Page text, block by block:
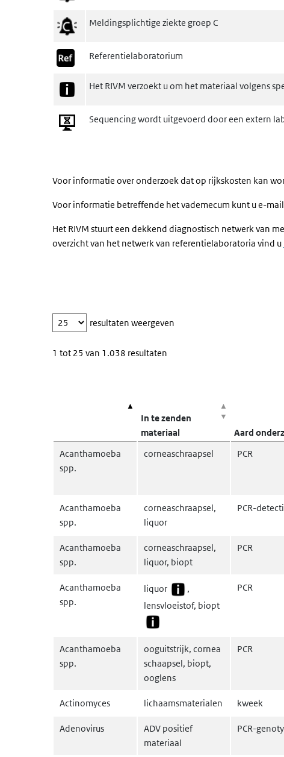
Meldingsplichtige ziekte groep C
Referentielaboratorium
Het RIVM verzoekt u om het materiaal volgens
Sequencing wordt uitgevoerd door een extern
Voor informatie over onderzoek dat op rijkskosten kan
Voor informatie betreffende het vademecum kunt u e-
Het RIVM stuurt een dekkend diagnostisch netwerk van
overzicht van het netwerk van referentielaboratoria vind u
resultaten weergeven
1 tot 25 van 1.038 resultaten
In te zenden
materiaal
Aard
Acanthamoeba
spp.
corneaschraapsel PCR
Acanthamoeba
spp.
corneaschraapsel,
liquor
PCR-
Acanthamoeba
spp.
corneaschraapsel,
liquor, biopt
PCR
Acanthamoeba
spp.
liquor
,
lensvloeistof, biopt
PCR
Acanthamoeba
spp.
ooguitstrijk, cornea
schaapsel, biopt,
ooglens
PCR
Actinomyces lichaamsmaterialen kweek
Adenovirus
ADV positief
materiaal
PCR-